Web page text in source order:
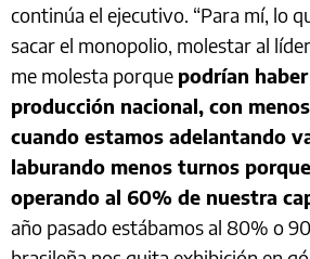
continúa el ejecutivo. “Para mí, lo
sacar el monopolio, molestar al
me molesta porque podrían
producción nacional, con
cuando estamos adelantando
laburando menos turnos
operando al 60% de nuestra
año pasado estábamos al 80% o